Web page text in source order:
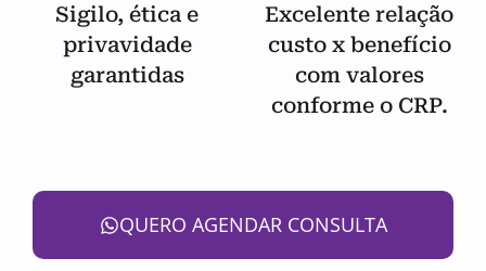
Sigilo, ética e
privavidade
garantidas
Excelente relação
custo x benefício
com valores
conforme o CRP.
QUERO AGENDAR CONSULTA